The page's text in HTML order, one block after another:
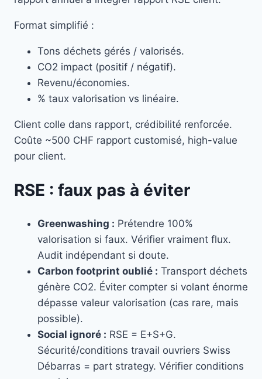
Format simplifié :
Tons déchets gérés / valorisés.
CO2 impact (positif / négatif).
Revenu/économies.
% taux valorisation vs linéaire.
Client colle dans rapport, crédibilité renforcée.
Coûte ~500 CHF rapport customisé, high-value
pour client.
RSE : faux pas à éviter
Greenwashing : Prétendre 100%
valorisation si faux. Vérifier vraiment flux.
Audit indépendant si doute.
Carbon footprint oublié : Transport déchets
génère CO2. Éviter compter si volant énorme
dépasse valeur valorisation (cas rare, mais
possible).
Social ignoré : RSE = E+S+G.
Sécurité/conditions travail ouvriers Swiss
Débarras = part strategy. Vérifier conditions